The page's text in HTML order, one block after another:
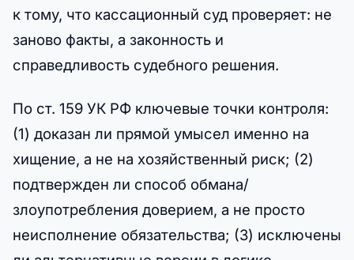
к тому, что кассационный суд проверяет: не
заново факты, а законность и
справедливость судебного решения.
По ст. 159 УК РФ ключевые точки контроля:
(1) доказан ли прямой умысел именно на
хищение, а не на хозяйственный риск; (2)
подтвержден ли способ обмана/
злоупотребления доверием, а не просто
неисполнение обязательства; (3) исключены